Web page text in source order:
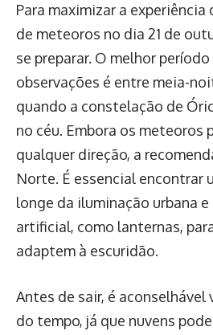
Para maximizar a experiência
de meteoros no dia 21 de
se preparar. O melhor período
observações é entre meia-
quando a constelação de
no céu. Embora os meteoros
qualquer direção, a
Norte. É essencial encontrar
longe da iluminação urbana
artificial, como lanternas,
adaptem à escuridão.
Antes de sair, é aconselhável
do tempo, já que nuvens